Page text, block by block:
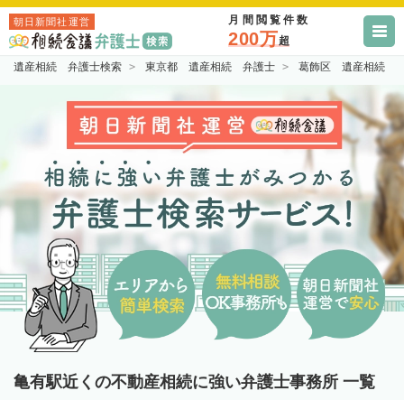
朝日新聞社運営 月間閲覧件数
200万超
遺産相続 弁護士検索 東京都 遺産相続 弁護士 葛飾区 遺産相続
亀有駅近くの不動産相続に強い弁護士事務所 一覧